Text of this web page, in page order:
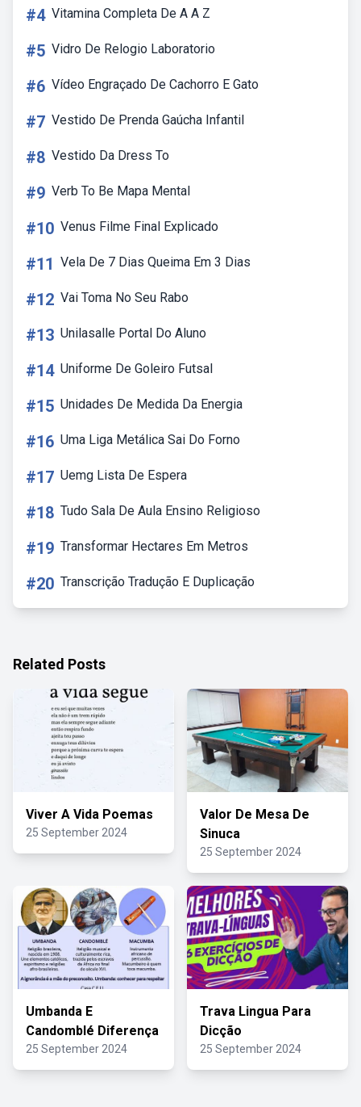
#4 Vitamina Completa De A A Z
#5 Vidro De Relogio Laboratorio
#6 Vídeo Engraçado De Cachorro E Gato
#7 Vestido De Prenda Gaúcha Infantil
#8 Vestido Da Dress To
#9 Verb To Be Mapa Mental
#10 Venus Filme Final Explicado
#11 Vela De 7 Dias Queima Em 3 Dias
#12 Vai Toma No Seu Rabo
#13 Unilasalle Portal Do Aluno
#14 Uniforme De Goleiro Futsal
#15 Unidades De Medida Da Energia
#16 Uma Liga Metálica Sai Do Forno
#17 Uemg Lista De Espera
#18 Tudo Sala De Aula Ensino Religioso
#19 Transformar Hectares Em Metros
#20 Transcrição Tradução E Duplicação
Related Posts
Viver A Vida Poemas
25 September 2024
Valor De Mesa De
Sinuca
25 September 2024
Umbanda E
Candomblé Diferença
25 September 2024
Trava Lingua Para
Dicção
25 September 2024